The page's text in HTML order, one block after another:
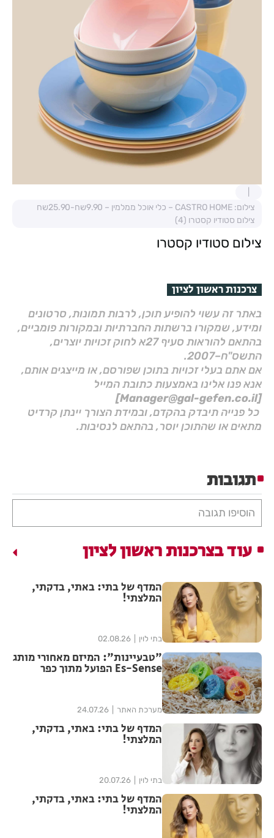
צילום: CASTRO HOME – כלי אוכל ממלמין – 9.90שח-25.90שח
צילום סטודיו קסטרו (4)
צילום סטודיו קסטרו
צרכנות ראשון לציון
באתר זה עשוי להופיע תוכן, לרבות תמונות, סרטונים
ומידע, שמקורו ברשתות החברתיות ובמקורות פומביים,
בהתאם להוראות סעיף 27א לחוק זכויות יוצרים,
התשס"ח–2007.
אם אתם בעלי זכויות בתוכן שפורסם, או מייצגים אותם,
אנא פנו אלינו באמצעות כתובת המייל
[Manager@gal-gefen.co.il]
כל פנייה תיבדק בהקדם, ובמידת הצורך יינתן קרדיט
מתאים או שהתוכן יוסר, בהתאם לנסיבות.
תגובות
הוסיפו תגובה
עוד בצרכנות ראשון לציון
המדף של בתי: באתי, בדקתי,
המלצתי!
בתי לוין 02.08.26
"טבעיינות": המיזם מאחורי מותג
Es-Sense הפועל מתוך כפר
מערכת האתר 24.07.26
המדף של בתי: באתי, בדקתי,
המלצתי!
בתי לוין 20.07.26
המדף של בתי: באתי, בדקתי,
המלצתי!